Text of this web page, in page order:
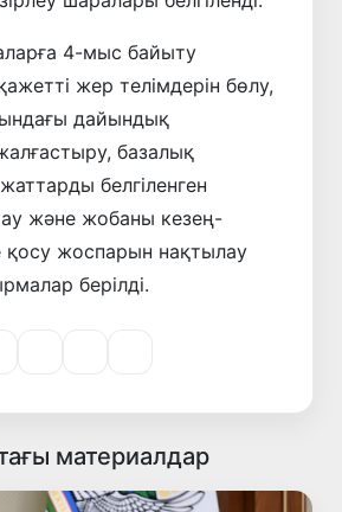
4-мыс байыту
жер телімдерін бөлу,
дайындық
базалық
белгіленген
және жобаны кезең-
қосу жоспарын нақтылау
берілді.
материалдар